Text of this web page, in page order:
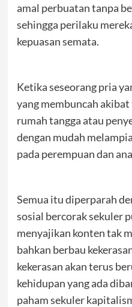
amal perbuatan tanpa
sehingga perilaku
kepuasan semata.
Ketika seseorang pria
yang membuncah
rumah tangga atau
dengan mudah
pada perempuan dan
Semua itu diperparah
sosial bercorak sekuler
menyajikan konten tak
bahkan berbau
kekerasan akan terus
kehidupan yang ada
paham sekuler